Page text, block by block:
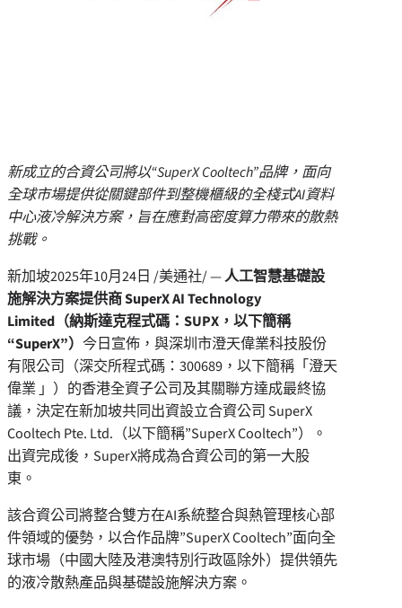
新成立的合資公司將以“SuperX Cooltech”品牌，面向
全球市場提供從關鍵部件到整機櫃級的全棧式AI資料
中心液冷解決方案，旨在應對高密度算力帶來的散熱
挑戰。
新加坡2025年10月24日 /美通社/ —人工智慧基礎設
施解決方案提供商SuperX AI Technology
Limited （納斯達克程式碼： SUPX ，以下簡稱
“SuperX”） 今日宣佈，與深圳市澄天偉業科技股份
有限公司（深交所程式碼：300689，以下簡稱「澄天
偉業 」）的香港全資子公司及其關聯方達成最終協
議，決定在新加坡共同出資設立合資公司 SuperX
Cooltech Pte. Ltd.（以下簡稱”SuperX Cooltech”）。
出資完成後，SuperX將成為合資公司的第一大股
東。
該合資公司將整合雙方在AI系統整合與熱管理核心部
件領域的優勢，以合作品牌”SuperX Cooltech”面向全
球市場（中國大陸及港澳特別行政區除外）提供領先
的液冷散熱產品與基礎設施解決方案。